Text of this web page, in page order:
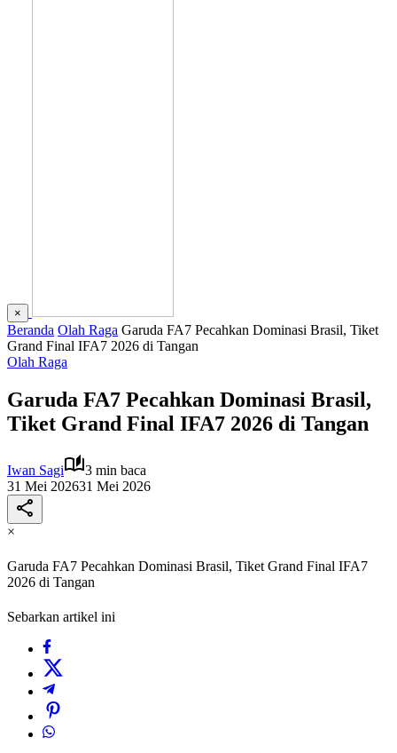
×
Beranda Olah Raga Garuda FA7 Pecahkan Dominasi Brasil, Tiket
Grand Final IFA7 2026 di Tangan
Olah Raga
Garuda FA7 Pecahkan Dominasi Brasil,
Tiket Grand Final IFA7 2026 di Tangan
Iwan Sagi
3 min baca
31 Mei 202631 Mei 2026
×
Garuda FA7 Pecahkan Dominasi Brasil, Tiket Grand Final IFA7
2026 di Tangan
Sebarkan artikel ini